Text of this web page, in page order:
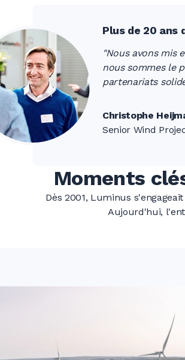
0
0
0
Plus de 20 ans
"Nous avons mis
nous sommes le
partenariats
Christophe
Senior Wind
Moments
Dès 2001, Luminus
Aujourd'hui,